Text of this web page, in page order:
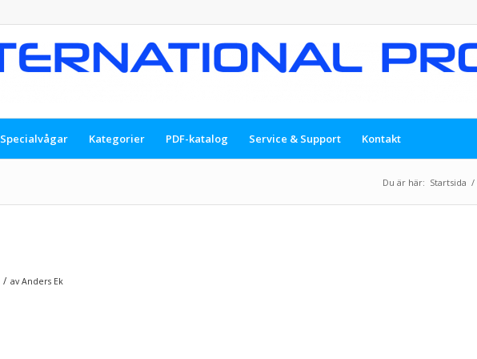
Specialvågar Kategorier PDF-katalog Service & Support Kontakt
Du är här: Startsida /
/ av Anders Ek